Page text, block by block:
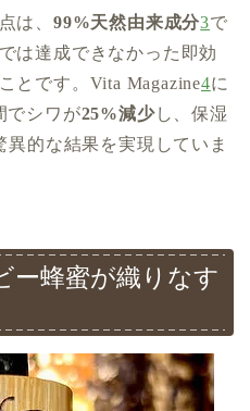
は、99%天然由来成分3で
は達成できなかった即効
とです。Vita Magazine4に
でシワが25%減少し、保湿
異的な結果を実現していま
ー蜂蜜が織りなす